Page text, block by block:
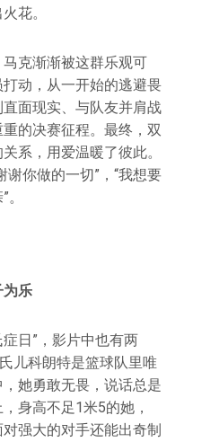
花。
克渐渐被这群乐观可
动，从一开始的逃避畏
面现实、与队友并肩战
的决赛征程。最终，双
系，用爱温暖了彼此。
谢你做的一切”，“我想要
为乐
日”，影片中也有两
儿科朗特是篮球队里唯
她勇敢无畏，说话总是
身高不足1米5的她，
强大的对手还能出奇制